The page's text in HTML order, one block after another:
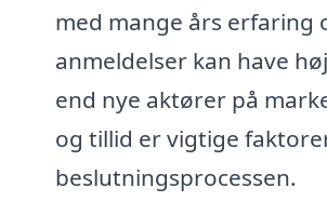
med mange års erfaring
anmeldelser kan have
end nye aktører på
og tillid er vigtige
beslutningsprocessen.